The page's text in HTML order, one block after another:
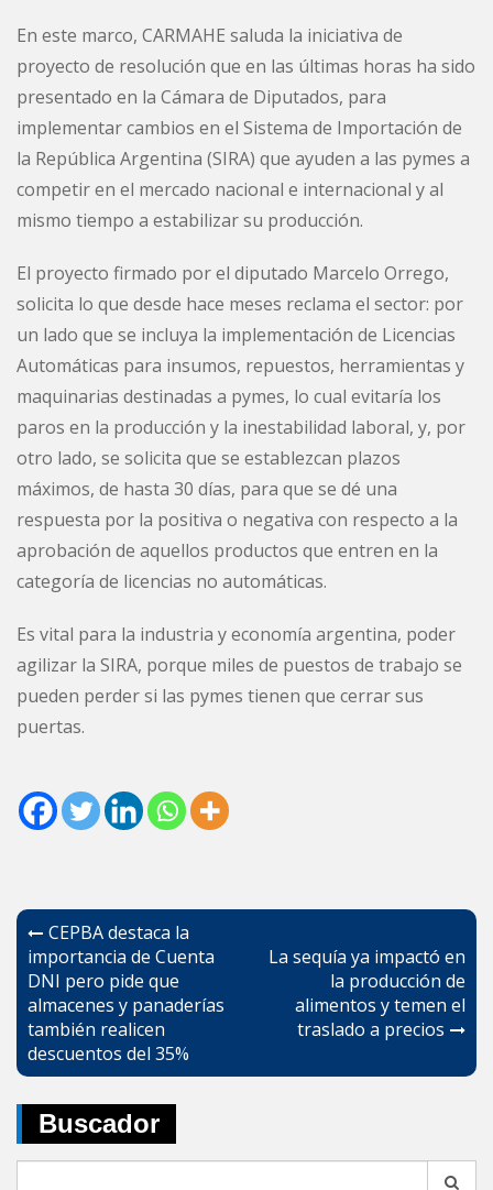
En este marco, CARMAHE saluda la iniciativa de
proyecto de resolución que en las últimas horas ha sido
presentado en la Cámara de Diputados, para
implementar cambios en el Sistema de Importación de
la República Argentina (SIRA) que ayuden a las pymes a
competir en el mercado nacional e internacional y al
mismo tiempo a estabilizar su producción.
El proyecto firmado por el diputado Marcelo Orrego,
solicita lo que desde hace meses reclama el sector: por
un lado que se incluya la implementación de Licencias
Automáticas para insumos, repuestos, herramientas y
maquinarias destinadas a pymes, lo cual evitaría los
paros en la producción y la inestabilidad laboral, y, por
otro lado, se solicita que se establezcan plazos
máximos, de hasta 30 días, para que se dé una
respuesta por la positiva o negativa con respecto a la
aprobación de aquellos productos que entren en la
categoría de licencias no automáticas.
Es vital para la industria y economía argentina, poder
agilizar la SIRA, porque miles de puestos de trabajo se
pueden perder si las pymes tienen que cerrar sus
puertas.
Navegación
de
entradas
CEPBA destaca la
importancia de Cuenta
DNI pero pide que
almacenes y panaderías
también realicen
descuentos del 35%
La sequía ya impactó en
la producción de
alimentos y temen el
traslado a precios
Buscador